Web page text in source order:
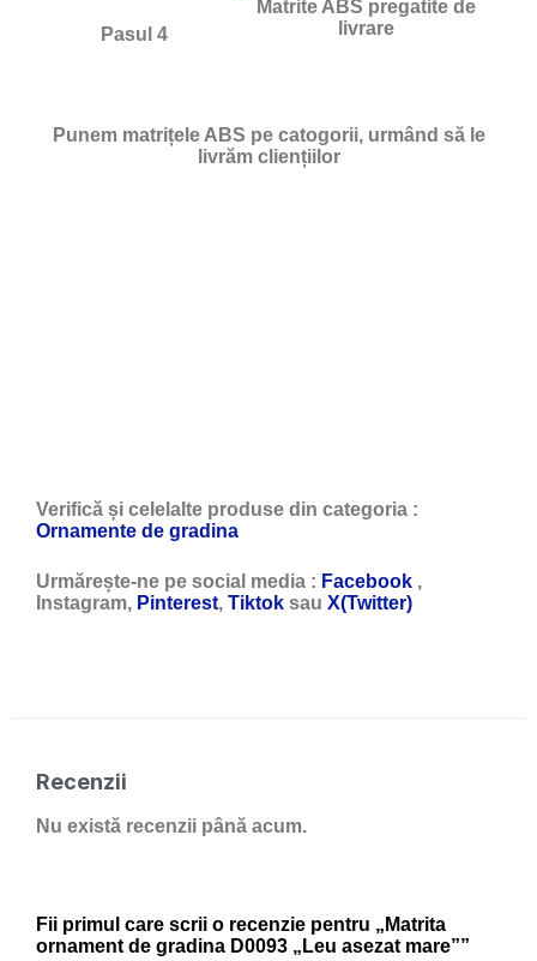
Matrite ABS pregatite de
livrare
Pasul 4
Punem matrițele ABS pe catogorii, urmând să le
livrăm cliențiilor
Verifică și celelalte produse din categoria :
Ornamente de gradina
Urmărește-ne pe social media : Facebook ,
Instagram, Pinterest, Tiktok sau X(Twitter)
Recenzii
Nu există recenzii până acum.
Fii primul care scrii o recenzie pentru „Matrita
ornament de gradina D0093 „Leu asezat mare””